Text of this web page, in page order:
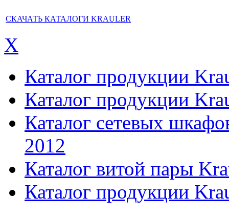
СКАЧАТЬ КАТАЛОГИ KRAULER
X
Каталог продукции
Каталог продукции
Каталог сетевых
2012
Каталог витой пары
Каталог продукции